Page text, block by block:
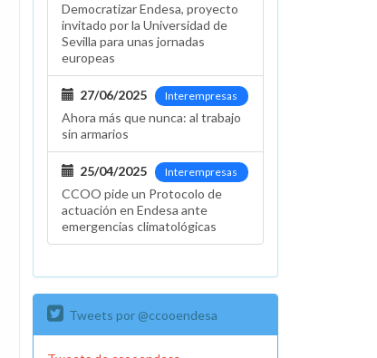
Democratizar Endesa, proyecto
invitado por la Universidad de
Sevilla para unas jornadas
europeas
Interempresas
27/06/2025
Ahora más que nunca: al trabajo
sin armarios
Interempresas
25/04/2025
CCOO pide un Protocolo de
actuación en Endesa ante
emergencias climatológicas
Tweets por @ccooendesa